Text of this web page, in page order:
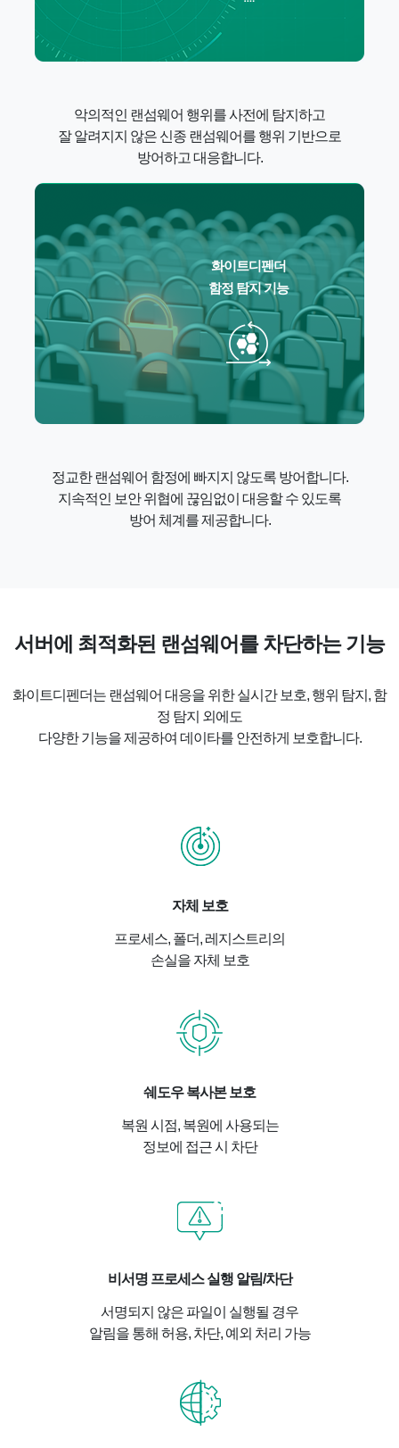
악의적인 랜섬웨어 행위를 사전에 탐지하고
잘 알려지지 않은 신종 랜섬웨어를 행위 기반으로
방어하고 대응합니다.
화이트디펜더
함정 탐지 기능
정교한 랜섬웨어 함정에 빠지지 않도록 방어합니다.
지속적인 보안 위협에 끊임없이 대응할 수 있도록
방어 체계를 제공합니다.
서버에 최적화된 랜섬웨어를 차단하는 기능
화이트디펜더는 랜섬웨어 대응을 위한 실시간 보호, 행위 탐지, 함
정 탐지 외에도
다양한 기능을 제공하여 데이타를 안전하게 보호합니다.
자체 보호
프로세스, 폴더, 레지스트리의
손실을 자체 보호
쉐도우 복사본 보호
복원 시점, 복원에 사용되는
정보에 접근 시 차단
비서명 프로세스 실행 알림/차단
서명되지 않은 파일이 실행될 경우
알림을 통해 허용, 차단, 예외 처리 가능